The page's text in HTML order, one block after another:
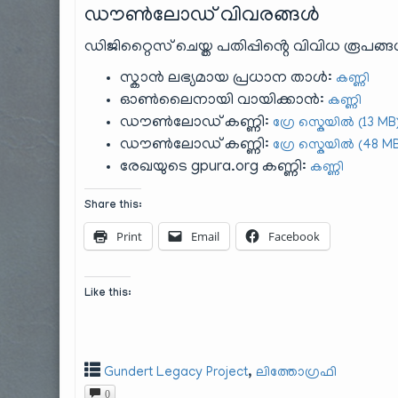
ഡൗൺലോഡ് വിവരങ്ങൾ
ഡിജിറ്റൈസ് ചെയ്ത പതിപ്പിൻ്റെ വിവിധ
സ്കാൻ ലഭ്യമായ പ്രധാന താൾ: കണ്ണി
ഓൺലൈനായി വായിക്കാൻ: കണ്ണി
ഡൗൺലോഡ് കണ്ണി: ഗ്രേ സ്കെയിൽ (13
ഡൗൺലോഡ് കണ്ണി: ഗ്രേ സ്കെയിൽ (48
രേഖയുടെ gpura.org കണ്ണി: കണ്ണി
Share this:
Print Email Facebook
Like this:
Gundert Legacy Project, ലിത്തോഗ്രഫി
0